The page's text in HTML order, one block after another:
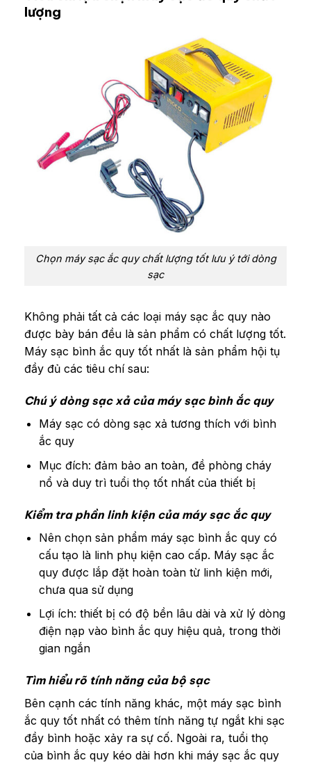
lượng
Chọn máy sạc ắc quy chất lượng tốt lưu ý tới dòng
sạc
Không phải tất cả các loại máy sạc ắc quy nào
được bày bán đều là sản phẩm có chất lượng tốt.
Máy sạc bình ắc quy tốt nhất là sản phẩm hội tụ
đầy đủ các tiêu chí sau:
Chú ý dòng sạc xả của máy sạc bình ắc quy
Máy sạc có dòng sạc xả tương thích với bình
ắc quy
Mục đích: đảm bảo an toàn, đề phòng cháy
nổ và duy trì tuổi thọ tốt nhất của thiết bị
Kiểm tra phần linh kiện của máy sạc ắc quy
Nên chọn sản phẩm máy sạc bình ắc quy có
cấu tạo là linh phụ kiện cao cấp. Máy sạc ắc
quy được lắp đặt hoàn toàn từ linh kiện mới,
chưa qua sử dụng
Lợi ích: thiết bị có độ bền lâu dài và xử lý dòng
điện nạp vào bình ắc quy hiệu quả, trong thời
gian ngắn
Tìm hiểu rõ tính năng của bộ sạc
Bên cạnh các tính năng khác, một máy sạc bình
ắc quy tốt nhất có thêm tính năng tự ngắt khi sạc
đầy bình hoặc xảy ra sự cố. Ngoài ra, tuổi thọ
của bình ắc quy kéo dài hơn khi máy sạc ắc quy